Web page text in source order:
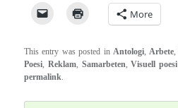
More
This entry was posted in Antologi,Arbete,
Poesi, Reklam, Samarbeten,Visuell poesi
permalink.